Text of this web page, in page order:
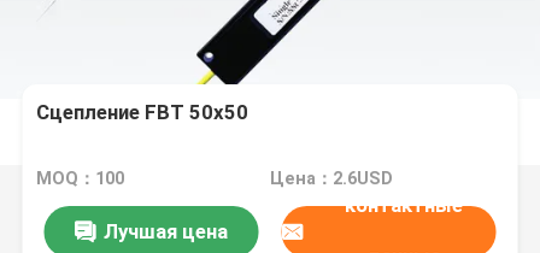
Сцепление FBT 50x50
MOQ：100 Цена：2.6USD
Лучшая цена
контактные